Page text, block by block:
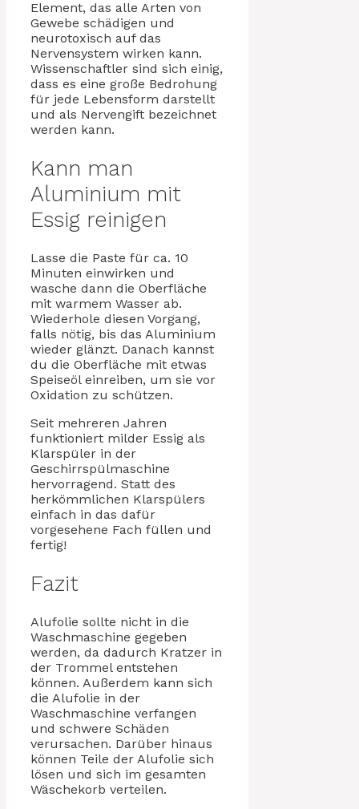
Element, das alle Arten von
Gewebe schädigen und
neurotoxisch auf das
Nervensystem wirken kann.
Wissenschaftler sind sich einig,
dass es eine große Bedrohung
für jede Lebensform darstellt
und als Nervengift bezeichnet
werden kann.
Kann man
Aluminium mit
Essig reinigen
Lasse die Paste für ca. 10
Minuten einwirken und
wasche dann die Oberfläche
mit warmem Wasser ab.
Wiederhole diesen Vorgang,
falls nötig, bis das Aluminium
wieder glänzt. Danach kannst
du die Oberfläche mit etwas
Speiseöl einreiben, um sie vor
Oxidation zu schützen.
Seit mehreren Jahren
funktioniert milder Essig als
Klarspüler in der
Geschirrspülmaschine
hervorragend. Statt des
herkömmlichen Klarspülers
einfach in das dafür
vorgesehene Fach füllen und
fertig!
Fazit
Alufolie sollte nicht in die
Waschmaschine gegeben
werden, da dadurch Kratzer in
der Trommel entstehen
können. Außerdem kann sich
die Alufolie in der
Waschmaschine verfangen
und schwere Schäden
verursachen. Darüber hinaus
können Teile der Alufolie sich
lösen und sich im gesamten
Wäschekorb verteilen.